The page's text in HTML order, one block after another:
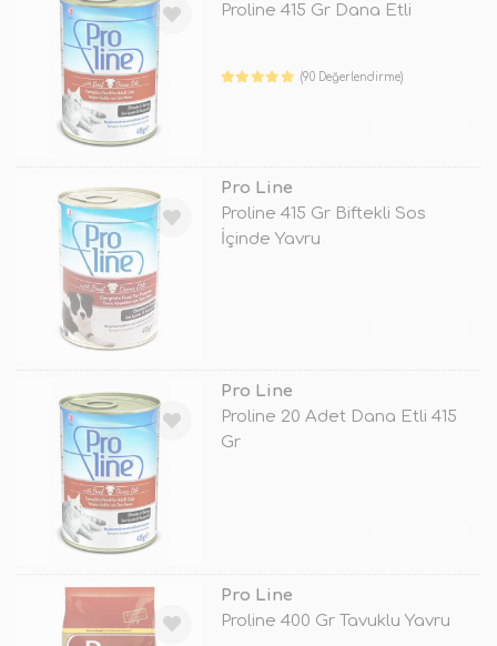
Proline 415 Gr Dana Etli
(90 Değerlendirme)
Pro Line
Proline 415 Gr Biftekli Sos
İçinde Yavru
Pro Line
Proline 20 Adet Dana Etli 415
Gr
Pro Line
Proline 400 Gr Tavuklu Yavru